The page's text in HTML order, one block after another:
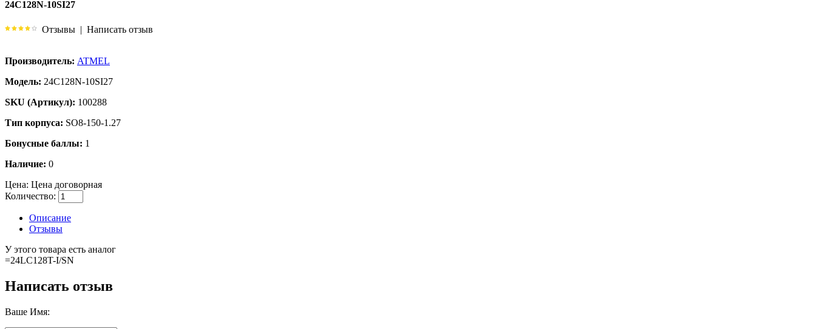
24C128N-10SI27
Отзывы | Написать отзыв
Производитель: ATMEL
Модель: 24C128N-10SI27
SKU (Артикул): 100288
Тип корпуса: SO8-150-1.27
Бонусные баллы: 1
Наличие: 0
Цена: Цена договорная
Количество:
Описание
Отзывы
У этого товара есть аналог
=24LC128T-I/SN
Написать отзыв
Ваше Имя: